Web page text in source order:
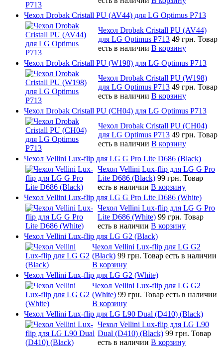
Чехол Drobak Cristall PU (AV44) для LG Optimus P713
Чехол Drobak Cristall PU (AV44)
для LG Optimus P713 49 грн. Товар
есть в наличии В корзину
Чехол Drobak Cristall PU (W198) для LG Optimus P713
Чехол Drobak Cristall PU (W198)
для LG Optimus P713 49 грн. Товар
есть в наличии В корзину
Чехол Drobak Cristall PU (CH04) для LG Optimus P713
Чехол Drobak Cristall PU (CH04)
для LG Optimus P713 49 грн. Товар
есть в наличии В корзину
Чехол Vellini Lux-flip для LG G Pro Lite D686 (Black)
Чехол Vellini Lux-flip для LG G Pro
Lite D686 (Black) 99 грн. Товар
есть в наличии В корзину
Чехол Vellini Lux-flip для LG G Pro Lite D686 (White)
Чехол Vellini Lux-flip для LG G Pro
Lite D686 (White) 99 грн. Товар
есть в наличии В корзину
Чехол Vellini Lux-flip для LG G2 (Black)
Чехол Vellini Lux-flip для LG G2
(Black) 99 грн. Товар есть в наличии
В корзину
Чехол Vellini Lux-flip для LG G2 (White)
Чехол Vellini Lux-flip для LG G2
(White) 99 грн. Товар есть в наличии
В корзину
Чехол Vellini Lux-flip для LG L90 Dual (D410) (Black)
Чехол Vellini Lux-flip для LG L90
Dual (D410) (Black) 99 грн. Товар
есть в наличии В корзину